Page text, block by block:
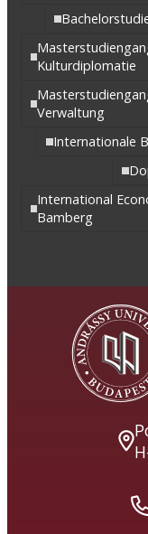
Kulturdiplomatie
Verwaltung
Internationale
International
Bamberg